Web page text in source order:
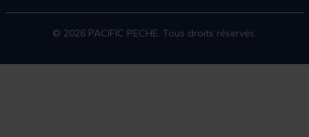
© 2026 PACIFIC PECHE. Tous droits réservés.